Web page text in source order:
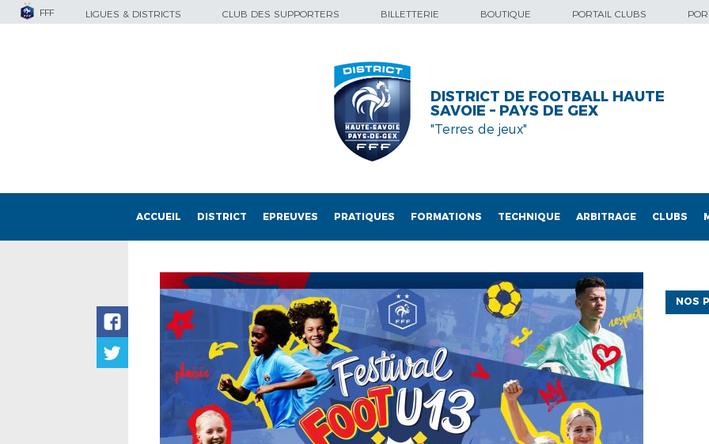
FFF LIGUES & DISTRICTS CLUB DES SUPPORTERS BILLETTERIE BOUTIQUE PORTAIL CLUBS
DISTRICT DE FOOTBALL HAUTE
SAVOIE – PAYS DE GEX
"Terres de jeux"
ACCUEIL DISTRICT EPREUVES PRATIQUES FORMATIONS TECHNIQUE ARBITRAGE CLUBS
NOS